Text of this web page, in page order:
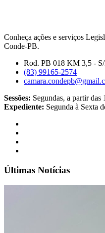
Conheça ações e serviços
Conde-PB.
Rod. PB 018 KM 3,5 -
(83) 99165-2574
Sessões: Segundas, a partir das
Expediente: Segunda à Sexta
Últimas Notícias